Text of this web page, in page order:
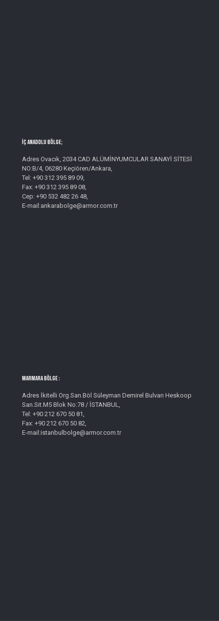
İç Anadolu Bölge;
Adres Ovacık, 2034 CAD ALÜMİNYUMCULAR SANAYİ SİTESİ
NO:B/4, 06280 Keçiören/Ankara,
Tel: +90 312 395 89 09,
Fax: +90 312 395 89 08,
Cep: +90 532 482 26 48,
E-mail:ankarabolge@armor.com.tr
MARMARA BÖLGE :
Adres İkitelli Org.San.Böl Süleyman Demirel Bulvarı Heskoop
San.Sit.M5 Blok No:78 / İSTANBUL,
Tel: +90 212 670 50 81,
Fax: +90 212 670 50 82,
E-mail:istanbulbolge@armor.com.tr